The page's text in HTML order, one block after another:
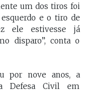
um dos tiros foi
e o tiro de
ele estivesse já
disparo”, conta o
por nove anos, a
Defesa Civil em